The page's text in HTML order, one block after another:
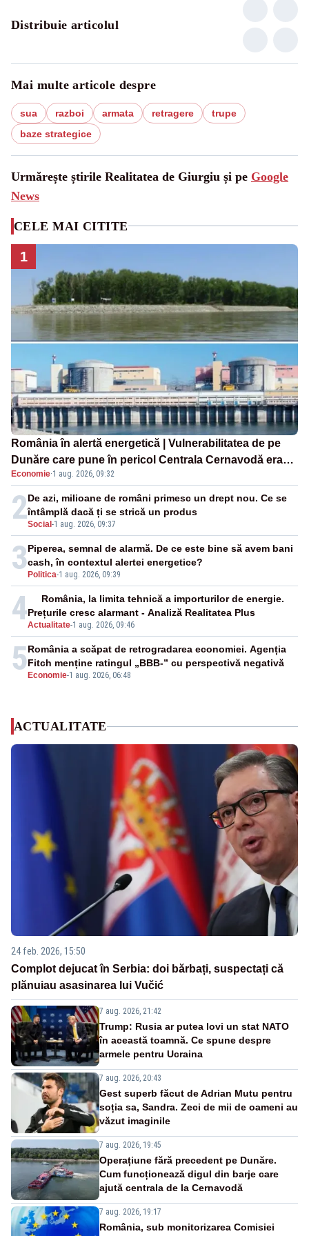
Distribuie articolul
Mai multe articole despre
sua razboi armata retragere
trupe
baze strategice
Urmărește știrile Realitatea de Giurgiu și pe Google
News
CELE MAI CITITE
1
România în alertă energetică | Vulnerabilitatea de pe
Dunăre care pune în pericol Centrala Cernavodă era
cunoscută de pe vremea lui Ceaușescu
Economie·1 aug. 2026, 09:32
2Social -1 aug. 2026, 09:37
De azi, milioane de români primesc un drept nou. Ce se
întâmplă dacă ți se strică un produs
3 Politica-1 aug. 2026, 09:39
Piperea, semnal de alarmă. De ce este bine să avem bani
cash, în contextul alertei energetice?
4Actualitate-1 aug. 2026, 09:46
România, la limita tehnică a importurilor de energie.
Prețurile cresc alarmant - Analiză Realitatea Plus
5 Economie-1 aug. 2026, 06:48
România a scăpat de retrogradarea economiei. Agenția
Fitch menține ratingul „BBB-” cu perspectivă negativă
ACTUALITATE
24 feb. 2026, 15:50
Complot dejucat în Serbia: doi bărbați, suspectați că
plănuiau asasinarea lui Vučić
7 aug. 2026, 21:42
Trump: Rusia ar putea lovi un stat NATO
în această toamnă. Ce spune despre
armele pentru Ucraina
7 aug. 2026, 20:43
Gest superb făcut de Adrian Mutu pentru
soția sa, Sandra. Zeci de mii de oameni au
văzut imaginile
7 aug. 2026, 19:45
Operațiune fără precedent pe Dunăre.
Cum funcționează digul din barje care
ajută centrala de la Cernavodă
7 aug. 2026, 19:17
România, sub monitorizarea Comisiei